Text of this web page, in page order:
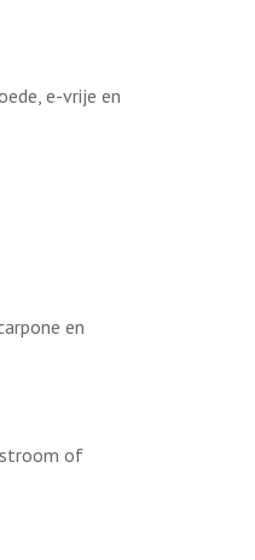
e-vrije en
en
of